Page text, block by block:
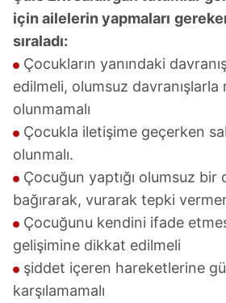
için ailelerin yapmaları
sıraladı:
Çocukların yanındaki
edilmeli, olumsuz davranışlarla
olunmamalı
Çocukla iletişime geçerken
olunmalı.
Çocuğun yaptığı olumsuz bir
bağırarak, vurarak tepki
Çocuğunu kendini ifade
gelişimine dikkat edilmeli
şiddet içeren hareketlerine
karşılamamalı